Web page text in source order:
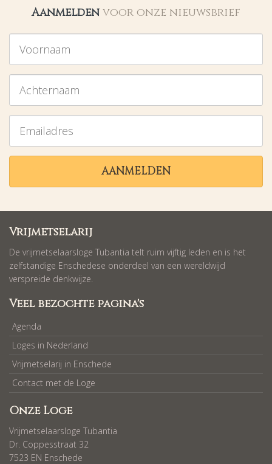
Aanmelden voor onze nieuwsbrief
AANMELDEN
Vrijmetselarij
De vrijmetselaarsloge Tubantia telt ruim vijftig leden en is het
zelfstandige Enschedese onderdeel van een wereldwijd
verspreide denkwijze.
Veel bezochte pagina's
Agenda
Loges in Nederland
Vrijmetselarij in Enschede
Contact met de Loge
Onze Loge
Vrijmetselaarsloge Tubantia
Dr. Coppesstraat 32
7523 EN Enschede